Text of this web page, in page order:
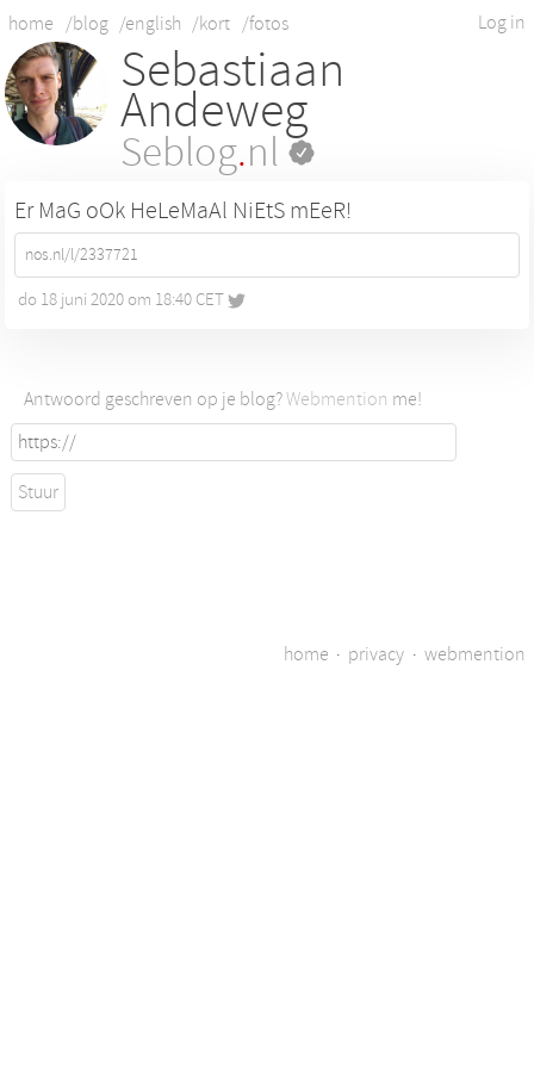
Log in
home /blog /english /kort /fotos
Sebastiaan
Andeweg
Seblog.nl
Er MaG oOk HeLeMaAl NiEtS mEeR!
nos.nl/l/2337721
do 18 juni 2020 om 18:40 CET
Antwoord geschreven op je blog?Webmention me!
home · privacy · webmention